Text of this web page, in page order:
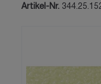
Artikel-Nr.